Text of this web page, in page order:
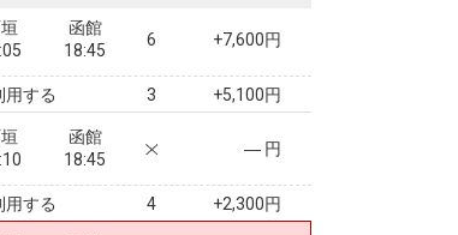
函館
18:45
6 +7,600円
用する 3 +5,100円
函館
18:45
― 円
用する 4 +2,300円